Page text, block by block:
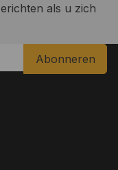
als u zich
Abonneren